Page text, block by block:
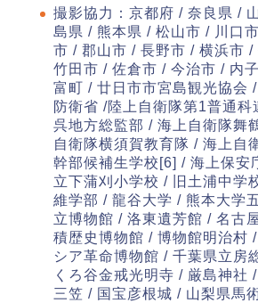
撮影協力：京都府 / 奈良県 /
島県 / 熊本県 / 松山市 / 川口
市 / 郡山市 / 長野市 / 横浜市
竹田市 / 佐倉市 / 今治市 / 内
富町 / 廿日市市宮島観光協会
防衛省 /陸上自衛隊第1普通科
呉地方総監部 / 海上自衛隊舞
自衛隊横須賀教育隊 / 海上自
幹部候補生学校[6] / 海上保安
立下蒲刈小学校 / 旧土浦中学
維学部 / 龍谷大学 / 熊本大学
立博物館 / 洛東遺芳館 / 名古
積歴史博物館 / 博物館明治村
シア革命博物館 / 千葉県立房
くろ谷金戒光明寺 / 厳島神社
三笠 / 国宝彦根城 / 山梨県馬